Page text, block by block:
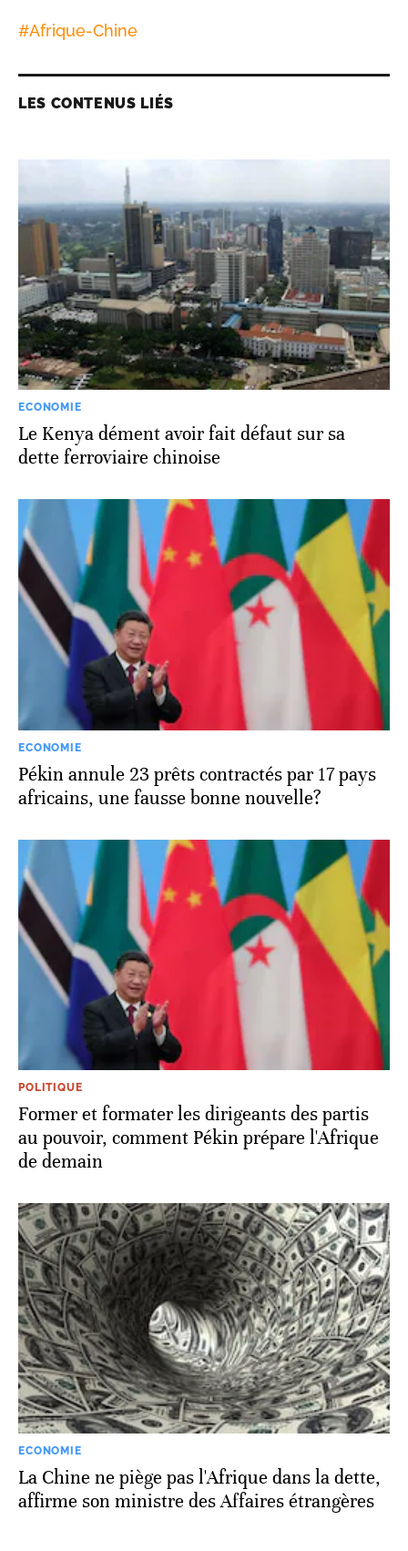
#Afrique-Chine
LES CONTENUS LIÉS
ECONOMIE
Le Kenya dément avoir fait défaut sur sa
dette ferroviaire chinoise
ECONOMIE
Pékin annule 23 prêts contractés par 17 pays
africains, une fausse bonne nouvelle?
POLITIQUE
Former et formater les dirigeants des partis
au pouvoir, comment Pékin prépare l'Afrique
de demain
ECONOMIE
La Chine ne piège pas l'Afrique dans la dette,
affirme son ministre des Affaires étrangères